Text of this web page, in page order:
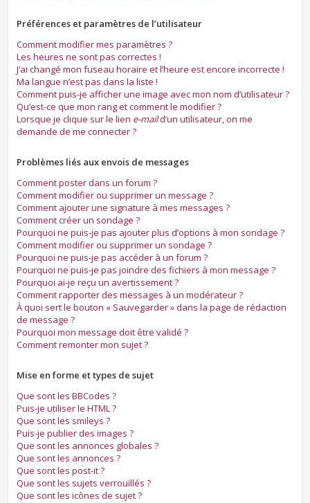
Préférences et paramètres de l’utilisateur
Comment modifier mes paramètres ?
Les heures ne sont pas correctes !
J’ai changé mon fuseau horaire et l’heure est encore incorrecte !
Ma langue n’est pas dans la liste !
Comment puis-je afficher une image avec mon nom d’utilisateur ?
Qu’est-ce que mon rang et comment le modifier ?
Lorsque je clique sur le lien e-maild’un utilisateur, on me
demande de me connecter ?
Problèmes liés aux envois de messages
Comment poster dans un forum ?
Comment modifier ou supprimer un message ?
Comment ajouter une signature à mes messages ?
Comment créer un sondage ?
Pourquoi ne puis-je pas ajouter plus d’options à mon sondage ?
Comment modifier ou supprimer un sondage ?
Pourquoi ne puis-je pas accéder à un forum ?
Pourquoi ne puis-je pas joindre des fichiers à mon message ?
Pourquoi ai-je reçu un avertissement ?
Comment rapporter des messages à un modérateur ?
À quoi sert le bouton « Sauvegarder » dans la page de rédaction
de message ?
Pourquoi mon message doit être validé ?
Comment remonter mon sujet ?
Mise en forme et types de sujet
Que sont les BBCodes ?
Puis-je utiliser le HTML ?
Que sont les smileys ?
Puis-je publier des images ?
Que sont les annonces globales ?
Que sont les annonces ?
Que sont les post-it ?
Que sont les sujets verrouillés ?
Que sont les icônes de sujet ?